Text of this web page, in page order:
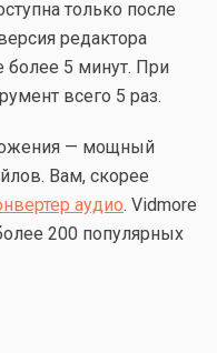
только после
редактора
более 5 минут. При
всего 5 раз.
— мощный
Вам, скорее
аудио. Vidmore
200 популярных